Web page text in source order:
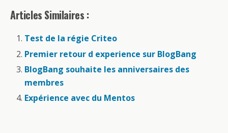
Articles Similaires :
Test de la régie Criteo
Premier retour d experience sur BlogBang
BlogBang souhaite les anniversaires des
membres
Expérience avec du Mentos